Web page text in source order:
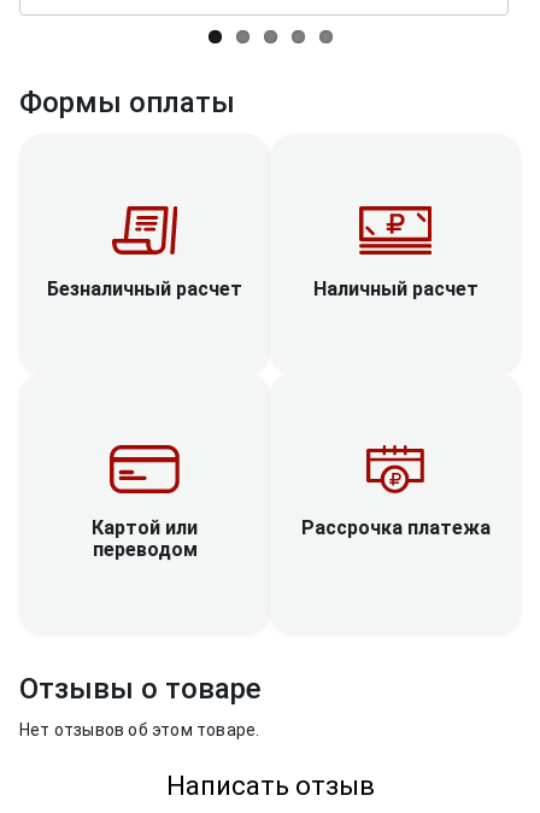
Формы оплаты
Безналичный расчет Наличный расчет
Картой или
переводом
Рассрочка платежа
Отзывы о товаре
Нет отзывов об этом товаре.
Написать отзыв